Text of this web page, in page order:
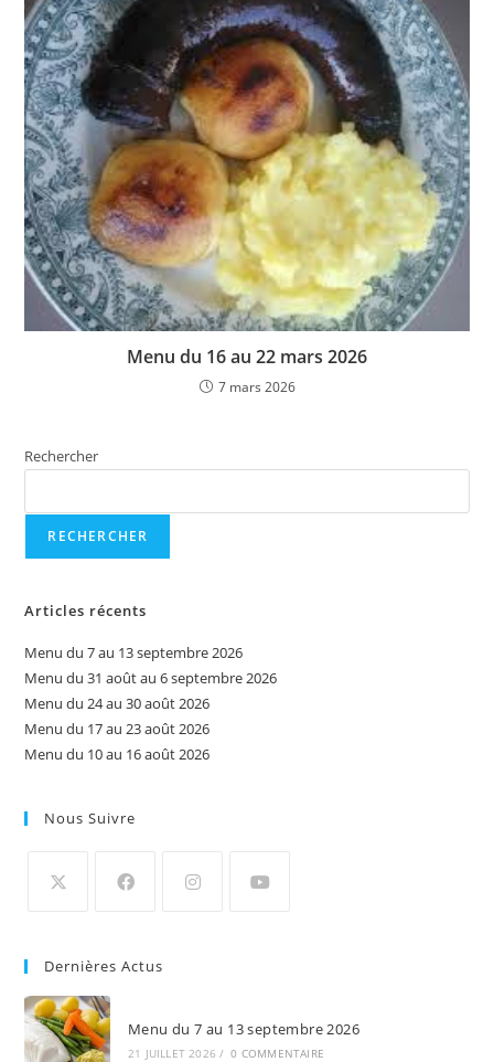
Menu du 16 au 22 mars 2026
7 mars 2026
Rechercher
RECHERCHER
Articles récents
Menu du 7 au 13 septembre 2026
Menu du 31 août au 6 septembre 2026
Menu du 24 au 30 août 2026
Menu du 17 au 23 août 2026
Menu du 10 au 16 août 2026
Nous Suivre
Dernières Actus
Menu du 7 au 13 septembre 2026
21 JUILLET 2026 / 0 COMMENTAIRE